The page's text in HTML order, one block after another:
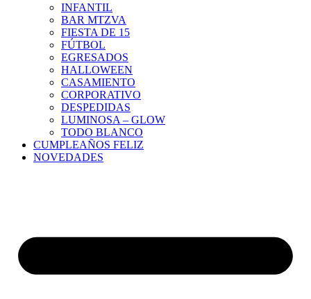
INFANTIL
BAR MTZVA
FIESTA DE 15
FÚTBOL
EGRESADOS
HALLOWEEN
CASAMIENTO
CORPORATIVO
DESPEDIDAS
LUMINOSA – GLOW
TODO BLANCO
CUMPLEAÑOS FELIZ
NOVEDADES